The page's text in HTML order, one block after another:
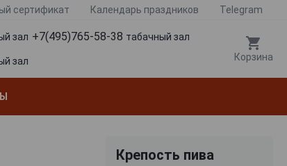
сертификат Календарь праздников Telegram
зал +7(495)765-58-38 табачный зал
зал Корзина
Крепость пива